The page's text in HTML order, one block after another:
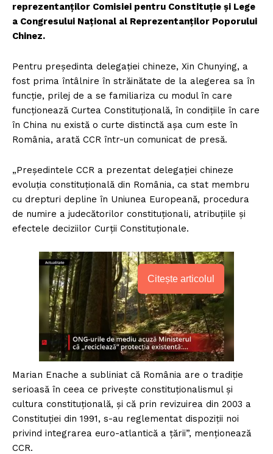
reprezentanților Comisiei pentru Constituție și Lege
a Congresului Național al Reprezentanților Poporului
Chinez.
Pentru președinta delegației chineze, Xin Chunying, a
fost prima întâlnire în străinătate de la alegerea sa în
funcție, prilej de a se familiariza cu modul în care
funcționează Curtea Constituțională, în condițiile în care
în China nu există o curte distinctă așa cum este în
România, arată CCR într-un comunicat de presă.
„Președintele CCR a prezentat delegației chineze
evoluția constituțională din România, ca stat membru
cu drepturi depline în Uniunea Europeană, procedura
de numire a judecătorilor constituționali, atribuțiile și
efectele deciziilor Curții Constituționale.
Citește articolul
Marian Enache a subliniat că România are o tradiție
serioasă în ceea ce privește constituționalismul și
cultura constituțională, și că prin revizuirea din 2003 a
Constituției din 1991, s-au reglementat dispoziții noi
privind integrarea euro-atlantică a țării”, menționează
CCR.